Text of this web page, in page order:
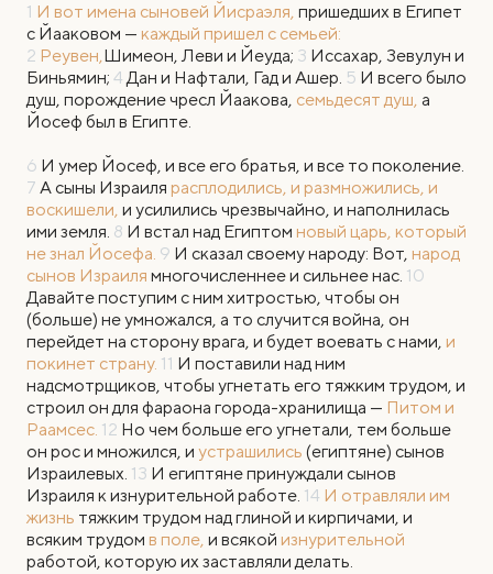
1 И вот имена сыновей Йисраэля, пришедших в Египет
с Йааковом — каждый пришел с семьей:
2 Реувен,Шимеон, Леви и Йеудa; 3 Иссахар, Зевулун и
Биньямин; 4Дан и Нафтали, Гад и Ашер. 5 И всего было
душ, порождение чресл Йаакова, семьдесят душ, а
Йосеф был в Египте.
6 И умер Йосеф, и все его братья, и все то поколение.
7 А сыны Израиля расплодились, и размножились, и
воскишели, и усилились чрезвычайно, и наполнилась
ими земля. 8 И встал над Египтом новый царь, который
не знал Йосефа. 9 И сказал своему народу: Вот, народ
сынов Израиля многочисленнее и сильнее нас. 10
Давайте поступим с ним хитростью, чтобы он
(больше) не умножался, а то случится война, он
перейдет на сторону врага, и будет воевать с нами, и
покинет страну. 11 И поставили над ним
надсмотрщиков, чтобы угнетать его тяжким трудом, и
строил он для фараона города-хранилища — Питом и
Раамсес. 12 Но чем больше его угнетали, тем больше
он рос и множился, и устрашились (египтяне) сынов
Израилевых. 13 И египтяне принуждали сынов
Израиля к изнурительной работе. 14 И отравляли им
жизнь тяжким трудом над глиной и кирпичами, и
всяким трудом в поле, и всякой изнурительной
работой, которую их заставляли делать.